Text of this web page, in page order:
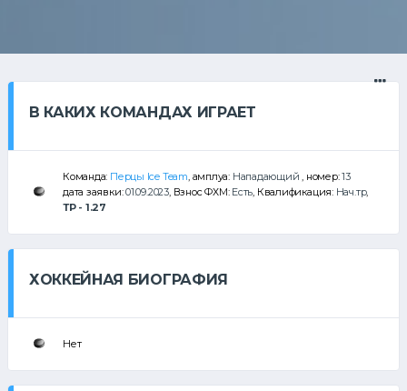
В КАКИХ КОМАНДАХ ИГРАЕТ
Команда: Перцы Ice Team, амплуа: Нападающий , номер:13
дата заявки:01.09.2023, Взнос ФХМ: Есть, Квалификация: Нач.тр,
ТР - 1.27
ХОККЕЙНАЯ БИОГРАФИЯ
Нет